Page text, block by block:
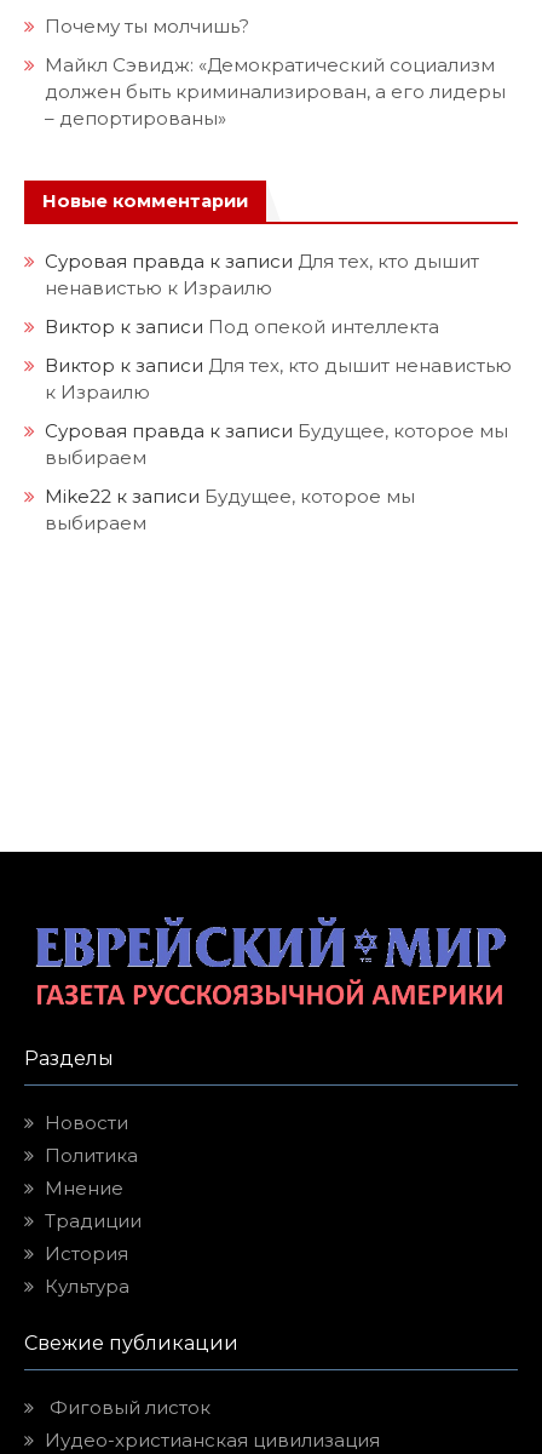
Почему ты молчишь?
Майкл Сэвидж: «Демократический социализм
должен быть криминализирован, а его лидеры
– депортированы»
Новые комментарии
Суровая правда к записи Для тех, кто дышит
ненавистью к Израилю
Виктор к записи Под опекой интеллекта
Виктор к записи Для тех, кто дышит ненавистью
к Израилю
Суровая правда к записи Будущее, которое мы
выбираем
Mike22 к записи Будущее, которое мы
выбираем
Разделы
Новости
Политика
Мнение
Традиции
История
Культура
Свежие публикации
Фиговый листок
Иудео-христианская цивилизация